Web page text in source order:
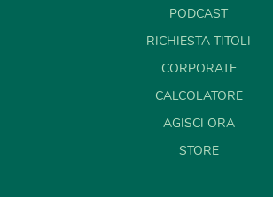
PODCAST
RICHIESTA TITOLI
CORPORATE
CALCOLATORE
AGISCI ORA
STORE